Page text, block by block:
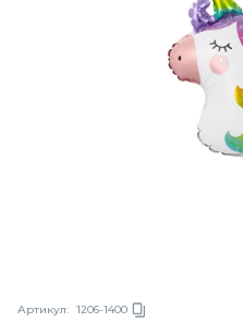
Артикул: 1206-1400